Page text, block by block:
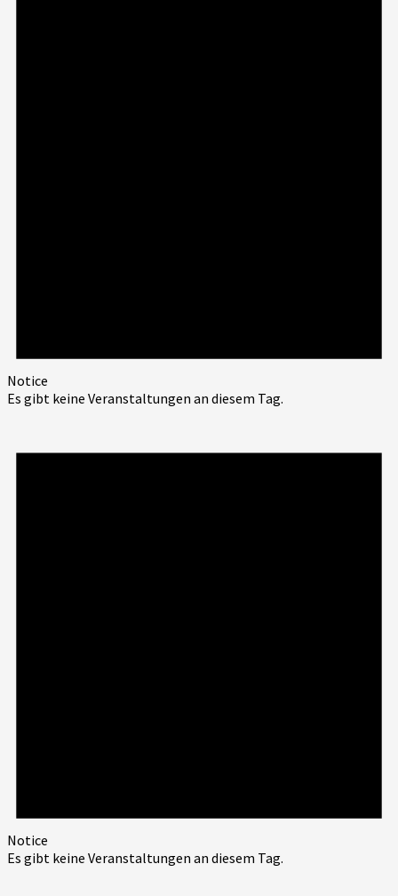
Notice
Es gibt keine Veranstaltungen an diesem Tag.
Notice
Es gibt keine Veranstaltungen an diesem Tag.